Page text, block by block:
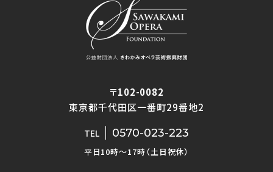
〒102-0082
東京都千代田区一番町29番地2
TEL 0570-023-223
平日10時〜17時（土日祝休）